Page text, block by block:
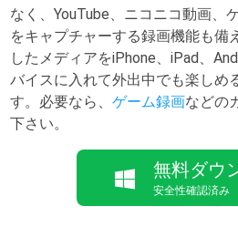
なく、YouTube、ニコニコ動画、
をキャプチャーする録画機能も備
したメディアをiPhone、iPad、
バイスに入れて外出中でも楽しめ
す。必要なら、ゲーム録画などの
下さい。
無料ダウ
安全性確認済み